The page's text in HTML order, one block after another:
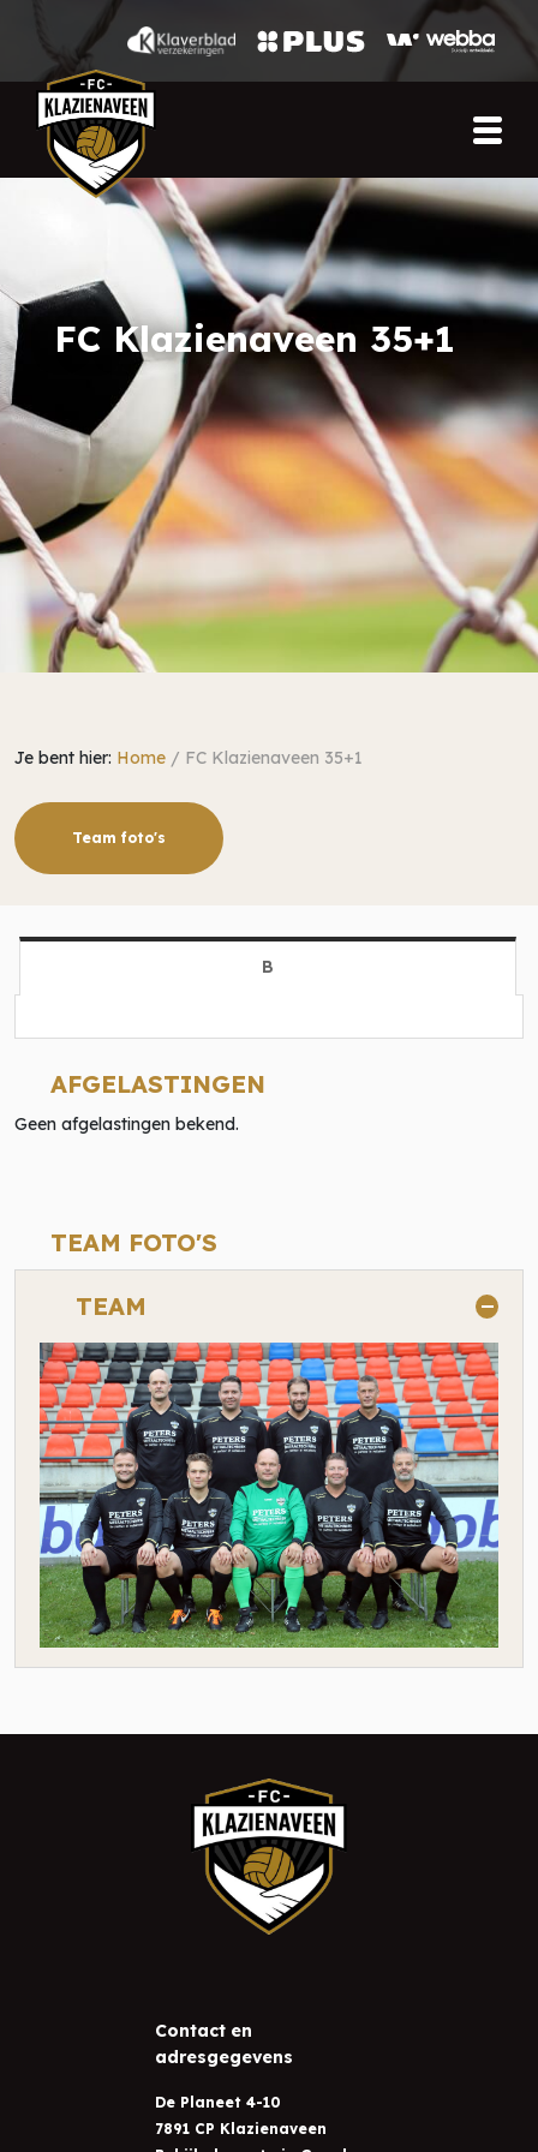
FC Klazienaveen 35+1
Je bent hier: Home / FC Klazienaveen 35+1
Team foto's
B
AFGELASTINGEN
Geen afgelastingen bekend.
TEAM FOTO'S
TEAM
Contact en
adresgegevens
De Planeet 4-10
7891 CP Klazienaveen